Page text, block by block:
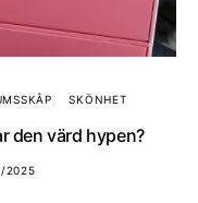
SKÖNHET
den värd hypen?
2025